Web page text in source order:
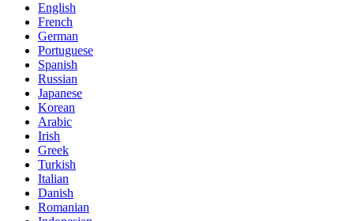
English
French
German
Portuguese
Spanish
Russian
Japanese
Korean
Arabic
Irish
Greek
Turkish
Italian
Danish
Romanian